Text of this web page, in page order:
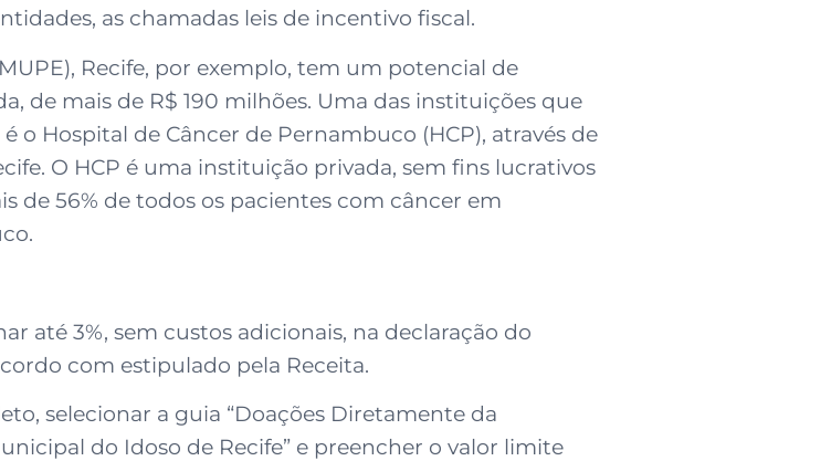
as chamadas leis de incentivo fiscal.
Recife, por exemplo, tem um potencial de
de mais de R$ 190 milhões. Uma das instituições que
o Hospital de Câncer de Pernambuco (HCP), através de
O HCP é uma instituição privada, sem fins lucrativos
de 56% de todos os pacientes com câncer em
até 3%, sem custos adicionais, na declaração do
com estipulado pela Receita.
selecionar a guia “Doações Diretamente da
do Idoso de Recife” e preencher o valor limite